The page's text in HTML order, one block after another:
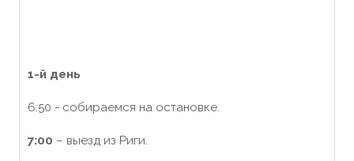
1-й день
6:50 - собираемся на остановке.
7:00 – выезд из Риги.